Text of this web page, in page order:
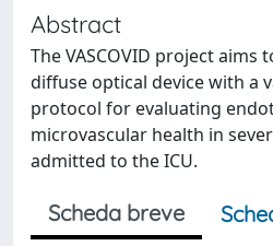
Abstract
The VASCOVID project aims
diffuse optical device with a
protocol for evaluating
microvascular health in
admitted to the ICU.
Scheda breve